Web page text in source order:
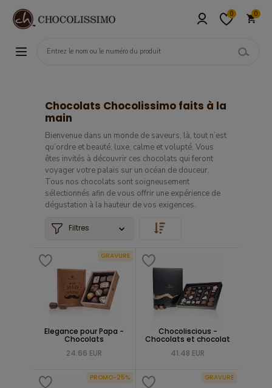
0 0
Chocolats Chocolissimo faits à la
main
Bienvenue dans un monde de saveurs, là, tout n’est
qu’ordre et beauté, luxe, calme et volupté. Vous
êtes invités à découvrir ces chocolats qui feront
voyager votre palais sur un océan de douceur.
Tous nos chocolats sont soigneusement
sélectionnés afin de vous offrir une expérience de
dégustation à la hauteur de vos exigences.
Filtres
GRAVURE
Elegance pour Papa -
Chocolats
24.66 EUR
Chocoliscious -
Chocolats et chocolat
41.48 EUR
PROMO-25% GRAVURE